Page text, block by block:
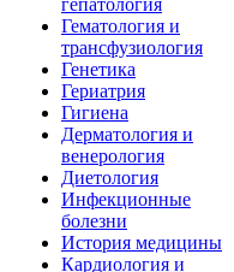
гепатология
Гематология и
трансфузиология
Генетика
Гериатрия
Гигиена
Дерматология и
венерология
Диетология
Инфекционные
болезни
История медицины
Кардиология и